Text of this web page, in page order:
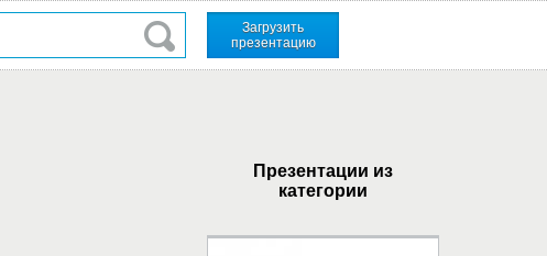
Загрузить
презентацию
Презентации из
категории